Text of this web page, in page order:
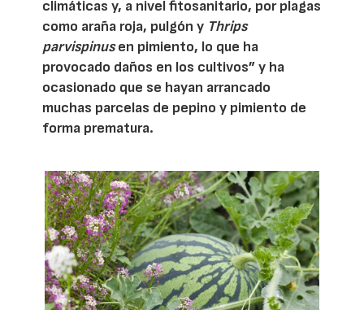
climáticas y, a nivel fitosanitario, por plagas
como araña roja, pulgón y Thrips
parvispinusen pimiento, lo que ha
provocado daños en los cultivos” y ha
ocasionado que se hayan arrancado
muchas parcelas de pepino y pimiento de
forma prematura.